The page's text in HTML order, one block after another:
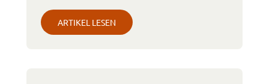
ARTIKEL LESEN